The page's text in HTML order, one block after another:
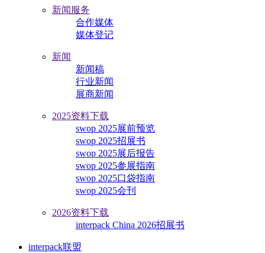
新闻服务
合作媒体
媒体登记
新闻
新闻稿
行业新闻
展商新闻
2025资料下载
swop 2025展前预览
swop 2025招展书
swop 2025展后报告
swop 2025参展指南
swop 2025口袋指南
swop 2025会刊
2026资料下载
interpack China 2026招展书
interpack联盟